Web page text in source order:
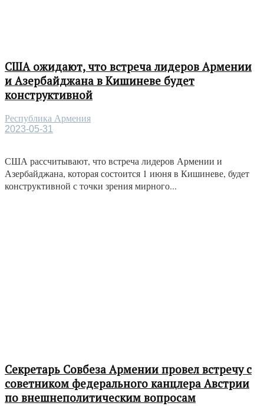
США ожидают, что встреча лидеров Армении
и Азербайджана в Кишиневе будет
конструктивной
Республика Армения
2023-05-31
США рассчитывают, что встреча лидеров Армении и
Азербайджана, которая состоится 1 июня в Кишиневе, будет
конструктивной с точки зрения мирного...
Секретарь Совбеза Армении провел встречу с
советником федерального канцлера Австрии
по внешнеполитическим вопросам